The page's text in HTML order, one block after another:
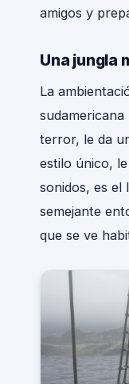
amigos y
Una jungla
La
terror, le da
estilo único,
sonidos, es
semejante
que se ve